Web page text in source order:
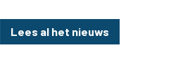
Lees al het nieuws